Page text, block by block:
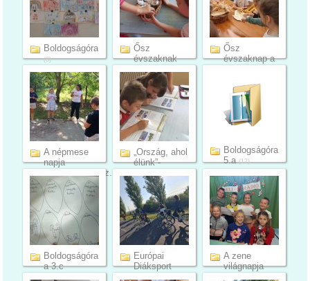
Boldogságóra
(8)
Ősz
évszaknak
évfo...
(14)
Ősz
évszaknap a
A népmese
napja
Tehetséggondoz...
(5)
„Ország, ahol
élünk”-
Boldogságóra
5.a (12)
Boldogságóra
a 3.c
Európai
Diáksport
A zene
világnapja